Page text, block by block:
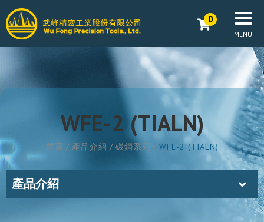
0
WFE-2 (TIALN)
首頁 產品介紹 碳鋼系列 WFE-2 (TIALN)
產品介紹